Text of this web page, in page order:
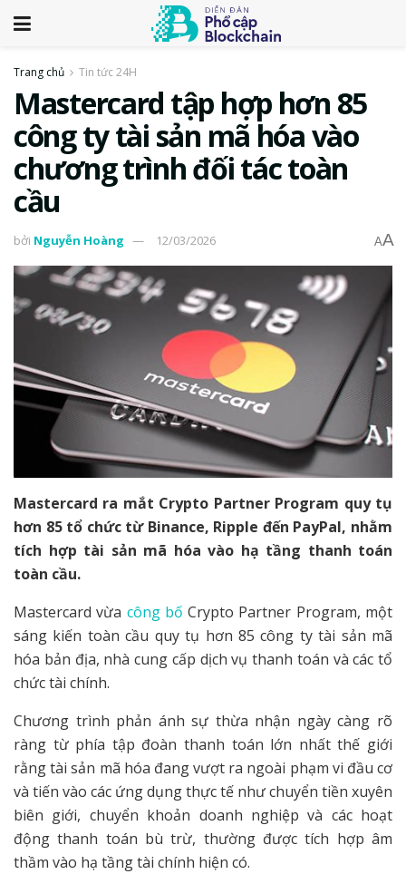
Trang chủ Tin tức 24H
Mastercard tập hợp hơn 85
công ty tài sản mã hóa vào
chương trình đối tác toàn
cầu
bởi Nguyễn Hoàng 12/03/2026 AA
Mastercard ra mắt Crypto Partner Program quy tụ
hơn 85 tổ chức từ Binance, Ripple đến PayPal, nhằm
tích hợp tài sản mã hóa vào hạ tầng thanh toán
toàn cầu.
Mastercard vừa công bố Crypto Partner Program, một
sáng kiến toàn cầu quy tụ hơn 85 công ty tài sản mã
hóa bản địa, nhà cung cấp dịch vụ thanh toán và các tổ
chức tài chính.
Chương trình phản ánh sự thừa nhận ngày càng rõ
ràng từ phía tập đoàn thanh toán lớn nhất thế giới
rằng tài sản mã hóa đang vượt ra ngoài phạm vi đầu cơ
và tiến vào các ứng dụng thực tế như chuyển tiền xuyên
biên giới, chuyển khoản doanh nghiệp và các hoạt
động thanh toán bù trừ, thường được tích hợp âm
thầm vào hạ tầng tài chính hiện có.